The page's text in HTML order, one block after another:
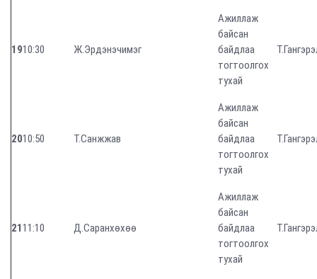
1910:30 Ж.Эрдэнэчимэг
Ажиллаж
байсан
байдлаа
тогтоолгох
тухай
2010:50 Т.Санжжав
Ажиллаж
байсан
байдлаа
тогтоолгох
тухай
2111:10 Д.Саранхөхөө
Ажиллаж
байсан
байдлаа
тогтоолгох
тухай